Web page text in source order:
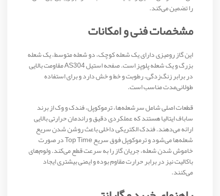
را تضمین می‌کند.
مشخصات فنی و امکانات
این گاز رومیزی دارای یک شعله کوچک، دو شعله متوسط، یک شعله
بزرگ و یک شعله پلوپز است. صفحه استیل AS304 مقاومت بالایی
در برابر زنگ‌زدگی، رطوبت و خط و خش دارد و برای استفاده
طولانی‌مدت مناسب است.
قطعات اصلی شامل سرشعله‌ها، ترموکوپل، فندک و وک از برند
ساباف ایتالیا هستند که عملکردی دقیق و راندمان حرارتی بالایی
ارائه می‌دهند. فندک الکتریکی داخلی باعث روشن شدن سریع
شعله‌ها می‌شود و ترموکوپل فوق سریع Top Time در صورت
خاموش شدن شعله، جریان گاز را به سرعت قطع می‌کند. ولوم‌های
باکالیت نیز در برابر حرارت مقاوم بوده و ایمنی بیشتری ایجاد
می‌کنند.